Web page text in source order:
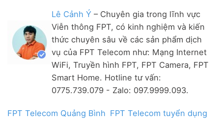
Lê Cảnh Ý – Chuyên gia trong lĩnh vực
Viễn thông FPT, có kinh nghiệm và kiến
thức chuyên sâu về các sản phẩm dịch
vụ của FPT Telecom như: Mạng Internet
WiFi, Truyền hình FPT, FPT Camera, FPT
Smart Home. Hotline tư vấn:
0775.739.079 - Zalo: 097.9999.093.
FPT Telecom Quảng Bình FPT Telecom tuyển dụng